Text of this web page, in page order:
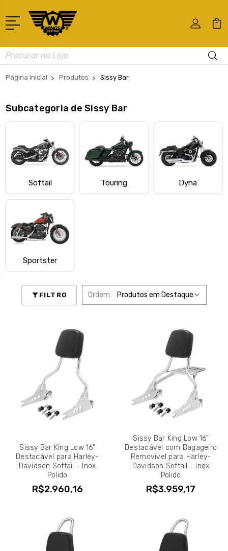
Busca
Página inicial Produtos Sissy Bar
Subcategoria de Sissy Bar
Softail Touring Dyna
Sportster
FILTRO Ordem:
Sissy Bar King Low 16"
Destacável para Harley-
Davidson Softail - Inox
Polido
R$2.960,16
Sissy Bar King Low 16"
Destacável com Bagageiro
Removível para Harley-
Davidson Softail - Inox
Polido
R$3.959,17